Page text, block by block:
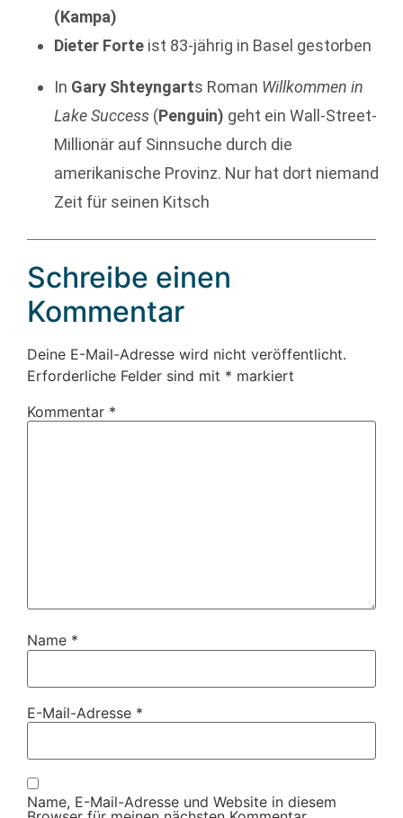
(Kampa)
Dieter Forte ist 83-jährig in Basel gestorben
In Gary Shteyngarts Roman Willkommen in
Lake Success (Penguin) geht ein Wall-Street-
Millionär auf Sinnsuche durch die
amerikanische Provinz. Nur hat dort niemand
Zeit für seinen Kitsch
Schreibe einen
Kommentar
Deine E-Mail-Adresse wird nicht veröffentlicht.
Erforderliche Felder sind mit * markiert
Kommentar *
Name *
E-Mail-Adresse *
Name, E-Mail-Adresse und Website in diesem